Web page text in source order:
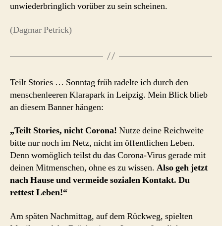
unwiederbringlich vorüber zu sein scheinen.
(Dagmar Petrick)
Teilt Stories … Sonntag früh radelte ich durch den
menschenleeren Klarapark in Leipzig. Mein Blick blieb
an diesem Banner hängen:
„Teilt Stories, nicht Corona! Nutze deine Reichweite
bitte nur noch im Netz, nicht im öffentlichen Leben.
Denn womöglich teilst du das Corona-Virus gerade mit
deinen Mitmenschen, ohne es zu wissen. Also geh jetzt
nach Hause und vermeide sozialen Kontakt. Du
rettest Leben!“
Am späten Nachmittag, auf dem Rückweg, spielten